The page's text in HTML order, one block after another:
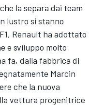
la separa dai team
lustro si stanno
Renault ha adottato
e sviluppo molto
fa, dalla fabbrica di
Marcin
che la nuova
vettura progenitrice